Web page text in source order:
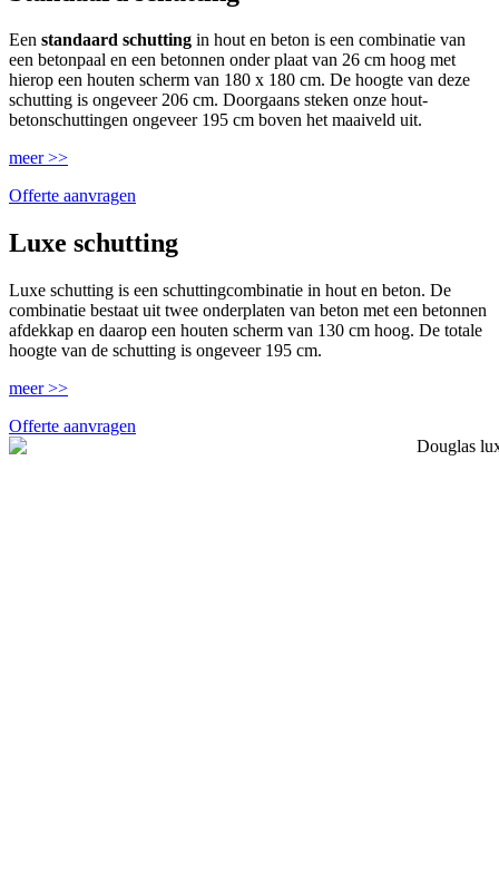
Een standaard schutting in hout en beton is een combinatie van
een betonpaal en een betonnen onder plaat van 26 cm hoog met
hierop een houten scherm van 180 x 180 cm. De hoogte van deze
schutting is ongeveer 206 cm. Doorgaans steken onze hout-
betonschuttingen ongeveer 195 cm boven het maaiveld uit.
meer >>
Offerte aanvragen
Luxe schutting
Luxe schutting is een schuttingcombinatie in hout en beton. De
combinatie bestaat uit twee onderplaten van beton met een betonnen
afdekkap en daarop een houten scherm van 130 cm hoog. De totale
hoogte van de schutting is ongeveer 195 cm.
meer >>
Offerte aanvragen